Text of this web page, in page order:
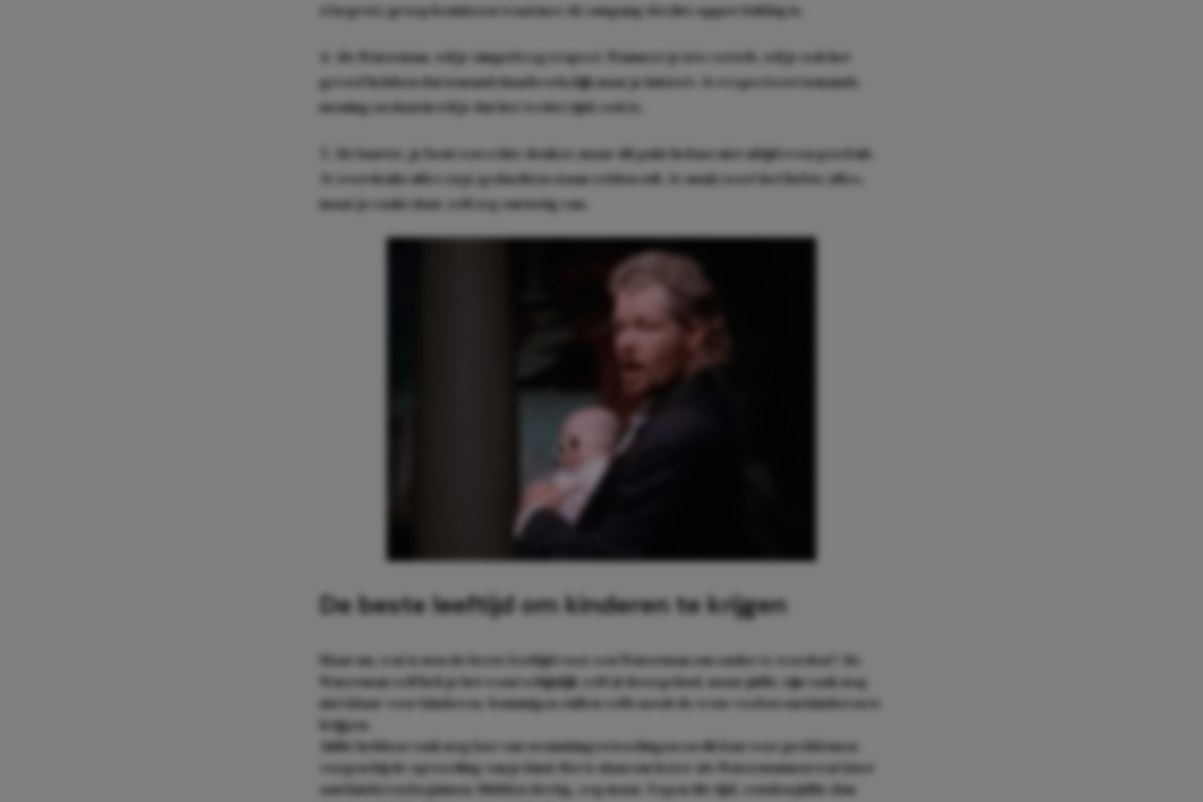
één grote groep kennissen waarmee de omgang slechts oppervlakkig is.
4. Als Waterman, wil je simpelweg respect. Wanneer je iets vertelt, wil je ook het
gevoel hebben dat iemand daadwerkelijk naar je luistert. Je respecteert iemands
mening en daarin wil je dat het wederzijds ook is.
5. Als laatste, je bent een echte denker, maar dit pakt helaas niet altijd even goed uit.
Je overdenkt alles en je gedachten staan zelden stil. Je analyseert het liefste alles,
maar je raakt daar zelf erg onrustig van.
De beste leeftijd om kinderen te krijgen
Maar nu, wat is nou de beste leeftijd voor een Waterman om ouder te worden? Als
Waterman zelf heb je het waarschijnlijk zelf al doorgehad, maar jullie zijn vaak nog
niet klaar voor kinderen. Sommigen zullen zelfs nooit de wens voelen om kinderen te
krijgen.
Jullie hebben vaak nog last van stemmingswisselingen en dit kan voor problemen
zorgen bij de opvoeding van je kind. Het is daarom beter als Watermannen wat later
aan kinderen beginnen. Midden dertig, zeg maar. Tegen die tijd, zouden jullie dan